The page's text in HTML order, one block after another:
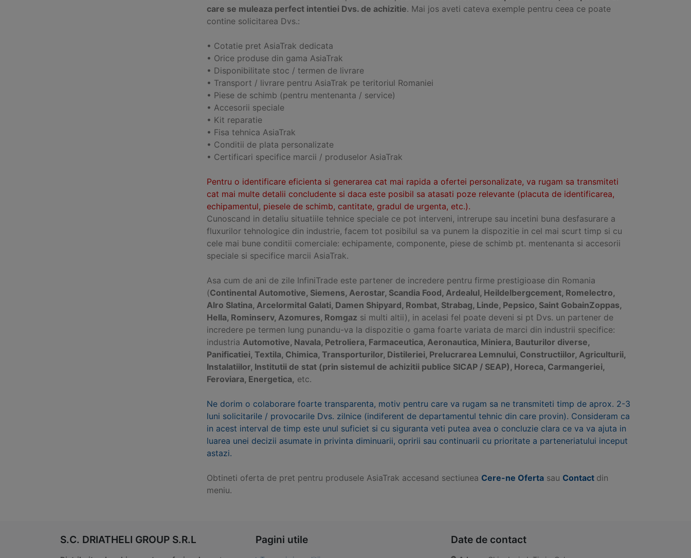
care se muleaza perfect intentiei Dvs. de achizitie. Mai jos aveti cateva exemple pentru ceea ce poate
contine solicitarea Dvs.:
• Cotatie pret AsiaTrak dedicata
• Orice produse din gama AsiaTrak
• Disponibilitate stoc / termen de livrare
• Transport / livrare pentru AsiaTrak pe teritoriul Romaniei
• Piese de schimb (pentru mentenanta / service)
• Accesorii speciale
• Kit reparatie
• Fisa tehnica AsiaTrak
• Conditii de plata personalizate
• Certificari specifice marcii / produselor AsiaTrak
Pentru o identificare eficienta si generarea cat mai rapida a ofertei personalizate, va rugam sa transmiteti
cat mai multe detalii concludente si daca este posibil sa atasati poze relevante (placuta de identificarea,
echipamentul, piesele de schimb, cantitate, gradul de urgenta, etc.).
Cunoscand in detaliu situatiile tehnice speciale ce pot interveni, intrerupe sau incetini buna desfasurare a
fluxurilor tehnologice din industrie, facem tot posibilul sa va punem la dispozitie in cel mai scurt timp si cu
cele mai bune conditii comerciale: echipamente, componente, piese de schimb pt. mentenanta si accesorii
speciale si specifice marcii AsiaTrak.
Asa cum de ani de zile InfiniTrade este partener de incredere pentru firme prestigioase din Romania
(Continental Automotive, Siemens, Aerostar, Scandia Food, Ardealul, Heildelbergcement, Romelectro,
Alro Slatina, Arcelormital Galati, Damen Shipyard, Rombat, Strabag, Linde, Pepsico, Saint GobainZoppas,
Hella, Rominserv, Azomures, Romgaz si multi altii), in acelasi fel poate deveni si pt Dvs. un partener de
incredere pe termen lung punandu-va la dispozitie o gama foarte variata de marci din industrii specifice:
industria Automotive, Navala, Petroliera, Farmaceutica, Aeronautica, Miniera, Bauturilor diverse,
Panificatiei, Textila, Chimica, Transporturilor, Distileriei, Prelucrarea Lemnului, Constructiilor, Agriculturii,
Instalatiilor, Institutii de stat (prin sistemul de achizitii publice SICAP / SEAP), Horeca, Carmangeriei,
Feroviara, Energetica, etc.
Ne dorim o colaborare foarte transparenta, motiv pentru care va rugam sa ne transmiteti timp de aprox. 2-3
luni solicitarile / provocarile Dvs. zilnice (indiferent de departamentul tehnic din care provin). Consideram ca
in acest interval de timp este unul suficiet si cu siguranta veti putea avea o concluzie clara ce va va ajuta in
luarea unei decizii asumate in privinta diminuarii, opririi sau continuarii cu prioritate a parteneriatului inceput
astazi.
Obtineti oferta de pret pentru produsele AsiaTrak accesand sectiunea Cere-ne Oferta sau Contact din
meniu.
S.C. DRIATHELI GROUP S.R.L Pagini utile Date de contact